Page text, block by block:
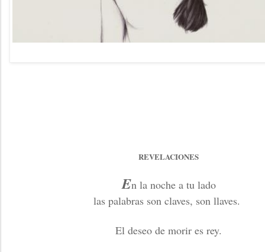
REVELACIONES
En la noche a tu lado
las palabras son claves, son llaves.
El deseo de morir es rey.